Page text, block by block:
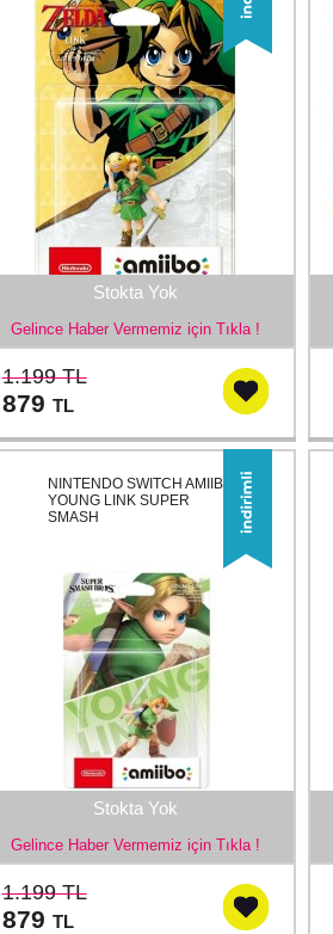
Stokta Yok
Gelince Haber Vermemiz için Tıkla !
1.199 TL
879 TL
Stokta Yok
Gelince Haber Vermemiz için Tıkla !
NINTENDO SWITCH AMIIBO
YOUNG LINK SUPER
SMASH
1.199 TL
879 TL